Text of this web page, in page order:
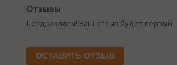
Отзывы
Поздравляем! Ваш отзыв будет первый!
ОСТАВИТЬ ОТЗЫВ